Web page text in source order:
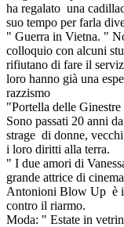
ha regalato una
suo tempo per farla
" Guerra in Vietna. "
colloquio con alcuni
rifiutano di fare il
loro hanno già una
razzismo
"Portella delle
Sono passati 20 anni
strage di donne,
i loro diritti alla terra.
" I due amori di
grande attrice di
Antonioni Blow Up è
contro il riarmo.
Moda: " Estate in